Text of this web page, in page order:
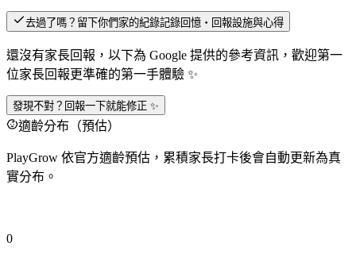
去過了嗎？留下你們家的紀錄記錄回憶・回報設施與心得
還沒有家長回報，以下為 Google 提供的參考資訊，歡迎第一
位家長回報更準確的第一手體驗 ✨
發現不對？回報一下就能修正 ✨
適齡分布（預估）
PlayGrow 依官方適齡預估，累積家長打卡後會自動更新為真
實分布。
0